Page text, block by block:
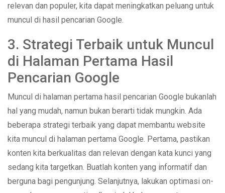
relevan dan populer, kita dapat meningkatkan peluang untuk
muncul di hasil pencarian Google.
3. Strategi Terbaik untuk Muncul
di Halaman Pertama Hasil
Pencarian Google
Muncul di halaman pertama hasil pencarian Google bukanlah
hal yang mudah, namun bukan berarti tidak mungkin. Ada
beberapa strategi terbaik yang dapat membantu website
kita muncul di halaman pertama Google. Pertama, pastikan
konten kita berkualitas dan relevan dengan kata kunci yang
sedang kita targetkan. Buatlah konten yang informatif dan
berguna bagi pengunjung. Selanjutnya, lakukan optimasi on-